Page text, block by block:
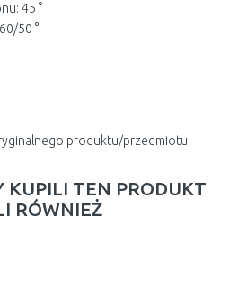
45 °
50 °
produktu/przedmiotu.
KUPILI TEN PRODUKT
RÓWNIEŻ